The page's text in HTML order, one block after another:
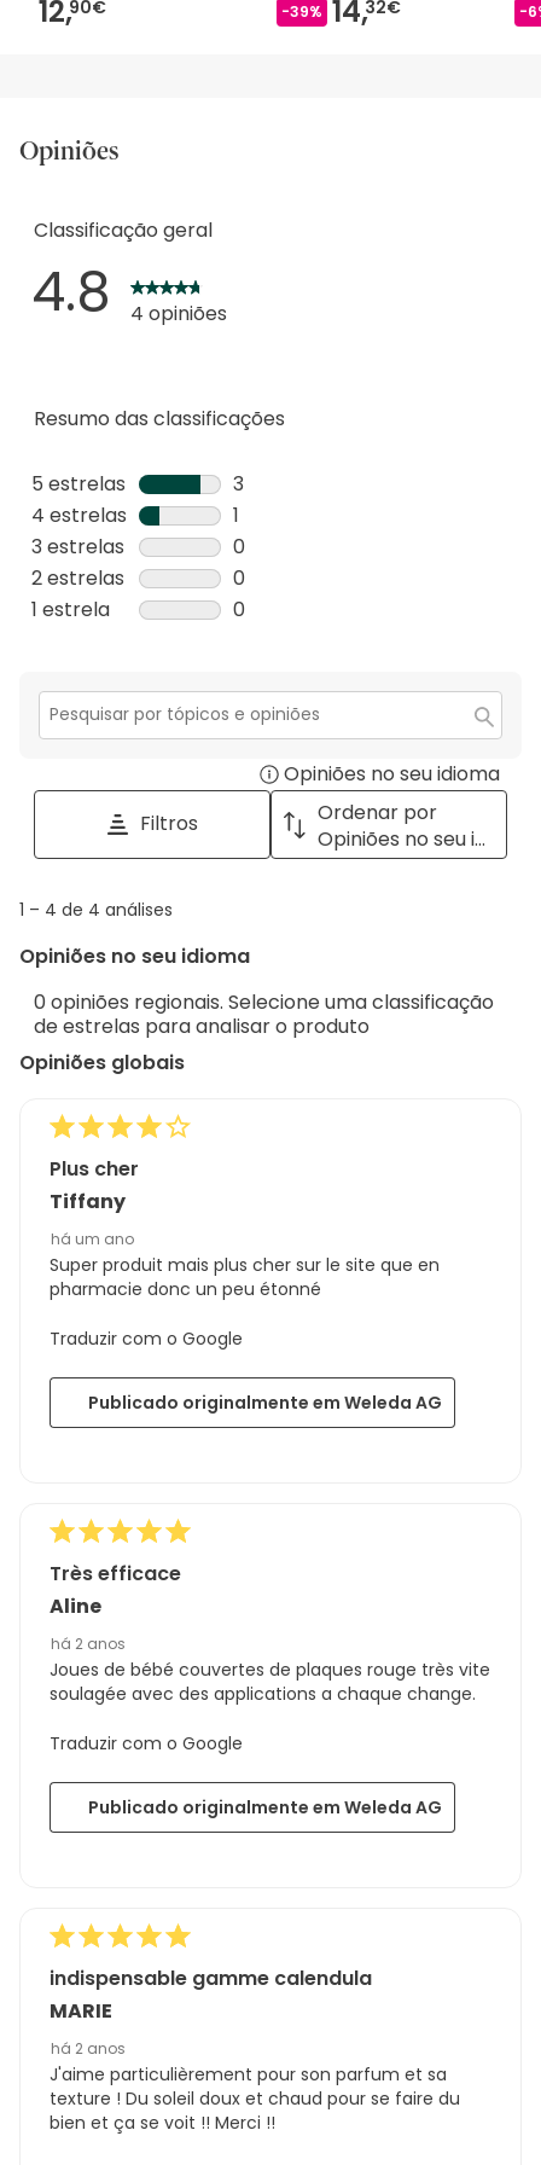
12,90€ -39% 14,32€ -
Opiniões
Resumo das classificações
5 estrelas estrelas
3
3
análises
com
5
4 estrelas estrelas
1
1
análise
com
3 estrelas estrelas
0
0
análise
estrelas.
2 estrelas estrelas
0
0
2
estrelas.
1 estrela estrelas
0
com
1
Classificação geral
4.8 4 opiniões
Secção
Opiniões no seu idioma
a
with
Filtros
Ordenar por
Opiniões no seu idioma
1
4
análises
1 – 4 de 4 análises
Opiniões no seu idioma
0 opiniões regionais. Selecione uma classificação
de estrelas para analisar o produto
Opiniões globais
Plus cher
Tiffany
há um ano
Super produit mais plus cher sur le site que en
pharmacie donc un peu étonné
Traduzir com o Google
Publicado originalmente em Weleda AG
Très efficace
Aline
há 2 anos
Joues de bébé couvertes de plaques rouge très vite
soulagée avec des applications a chaque change.
Traduzir com o Google
Publicado originalmente em Weleda AG
indispensable gamme calendula
MARIE
há 2 anos
J'aime particulièrement pour son parfum et sa
texture ! Du soleil doux et chaud pour se faire du
bien et ça se voit !! Merci !!